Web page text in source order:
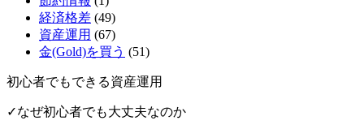
経済格差 (49)
資産運用 (67)
金(Gold)を買う (51)
初心者でもできる資産運用
✓なぜ初心者でも大丈夫なのか